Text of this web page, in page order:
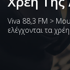
Viva 88,3 FM >
ελέγχονται τα